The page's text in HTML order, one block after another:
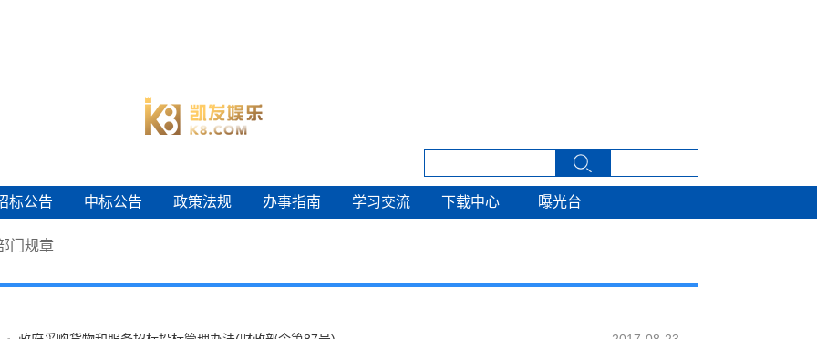
标公告
标公告 中标公告
中标公告 政策法规
政策法规 办事指南
办事指南 学习交流
学习交流 下载中心
下载中心 曝光台
曝光台
门规章